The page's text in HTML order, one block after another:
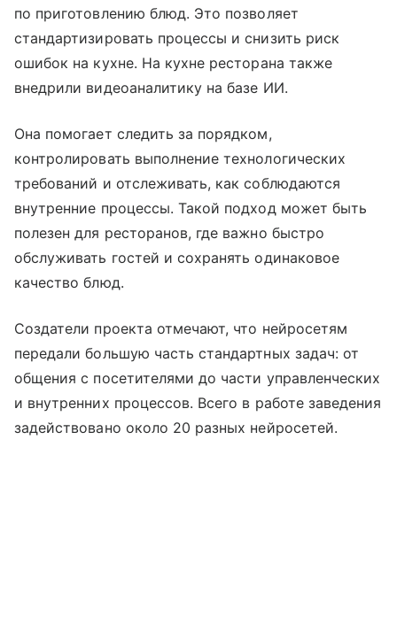
по приготовлению блюд. Это позволяет
стандартизировать процессы и снизить риск
ошибок на кухне. На кухне ресторана также
внедрили видеоаналитику на базе ИИ.
Она помогает следить за порядком,
контролировать выполнение технологических
требований и отслеживать, как соблюдаются
внутренние процессы. Такой подход может быть
полезен для ресторанов, где важно быстро
обслуживать гостей и сохранять одинаковое
качество блюд.
Создатели проекта отмечают, что нейросетям
передали большую часть стандартных задач: от
общения с посетителями до части управленческих
и внутренних процессов. Всего в работе заведения
задействовано около 20 разных нейросетей.